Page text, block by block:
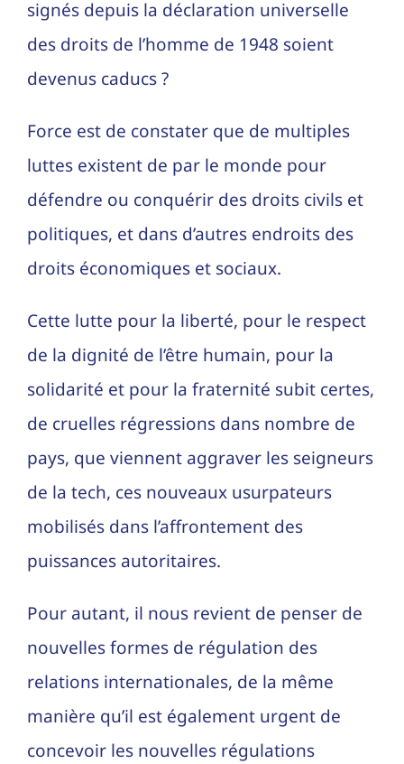
signés depuis la déclaration universelle
des droits de l’homme de 1948 soient
devenus caducs ?
Force est de constater que de multiples
luttes existent de par le monde pour
défendre ou conquérir des droits civils et
politiques, et dans d’autres endroits des
droits économiques et sociaux.
Cette lutte pour la liberté, pour le respect
de la dignité de l’être humain, pour la
solidarité et pour la fraternité subit certes,
de cruelles régressions dans nombre de
pays, que viennent aggraver les seigneurs
de la tech, ces nouveaux usurpateurs
mobilisés dans l’affrontement des
puissances autoritaires.
Pour autant, il nous revient de penser de
nouvelles formes de régulation des
relations internationales, de la même
manière qu’il est également urgent de
concevoir les nouvelles régulations